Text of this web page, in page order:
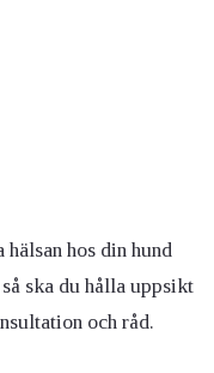
hos din hund
ska du hålla uppsikt
och råd.